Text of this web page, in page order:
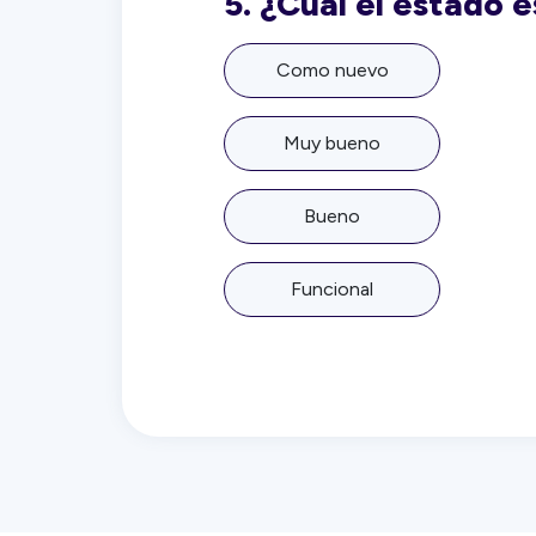
Como nuevo
Muy bueno
Bueno
Funcional